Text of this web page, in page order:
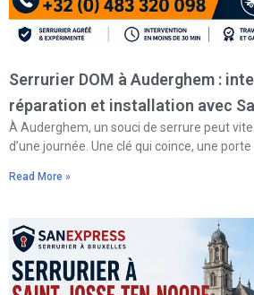
Serrurier DOM à Auderghem :
réparation et installation avec
À Auderghem, un souci de serrure peut
d’une journée. Une clé qui coince, une porte
Read More »